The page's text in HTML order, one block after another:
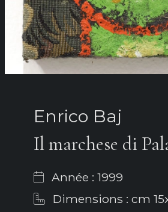
Enrico Baj
Il marchese di
Année : 1999
Dimensions : cm